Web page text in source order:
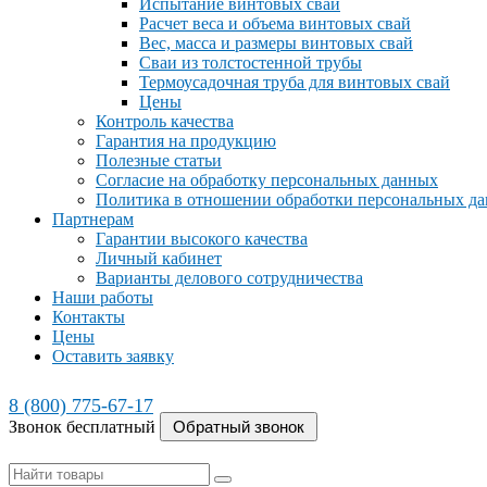
Испытание винтовых свай
Расчет веса и объема винтовых свай
Вес, масса и размеры винтовых свай
Сваи из толстостенной трубы
Термоусадочная труба для винтовых свай
Цены
Контроль качества
Гарантия на продукцию
Полезные статьи
Согласие на обработку персональных данных
Политика в отношении обработки персональных
Партнерам
Гарантии высокого качества
Личный кабинет
Варианты делового сотрудничества
Наши работы
Контакты
Цены
Оставить заявку
8 (800) 775-67-17
Звонок бесплатный